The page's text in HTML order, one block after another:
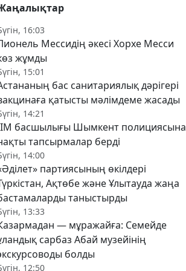
16:03
Мессидің әкесі Хорхе Месси
жұмды
15:01
бас санитариялық дәрігері
қатысты мәлімдеме жасады
14:21
басшылығы Шымкент полициясына
тапсырмалар берді
14:00
партиясының өкілдері
Ақтөбе және Ұлытауда жаңа
таныстырды
13:33
— мұражайға: Семейде
сарбаз Абай музейінің
болды
12:50